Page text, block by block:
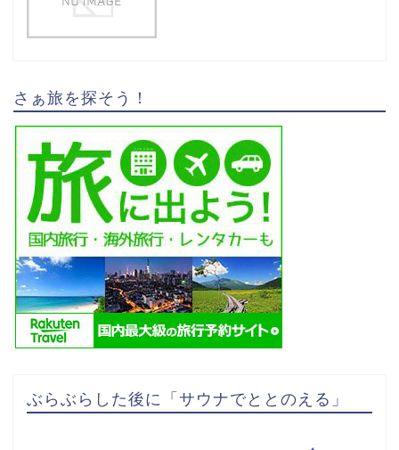
さぁ旅を探そう！
ぶらぶらした後に「サウナでととのえる」